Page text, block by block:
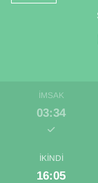
İMSAK
03:34
İKINDI
16:05